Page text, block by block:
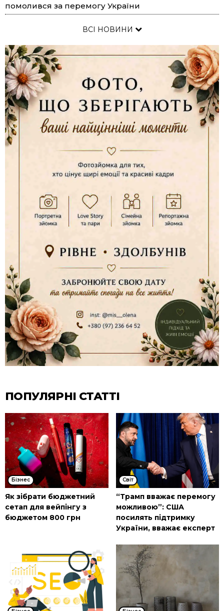
помолився за перемогу України
ВСІ НОВИНИ
ПОПУЛЯРНІ СТАТТІ
Бізнес
Як зібрати бюджетний
сетап для вейпінгу з
бюджетом 800 грн
Cвіт
“Трамп вважає перемогу
можливою”: США
посилять підтримку
України, вважає експерт